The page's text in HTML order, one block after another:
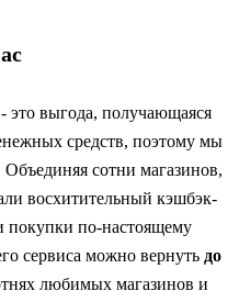
выгода, получающаяся
средств, поэтому мы
сотни магазинов,
восхитительный кэшбэк-
покупки по-настоящему
сервиса можно вернуть до
любимых магазинов и